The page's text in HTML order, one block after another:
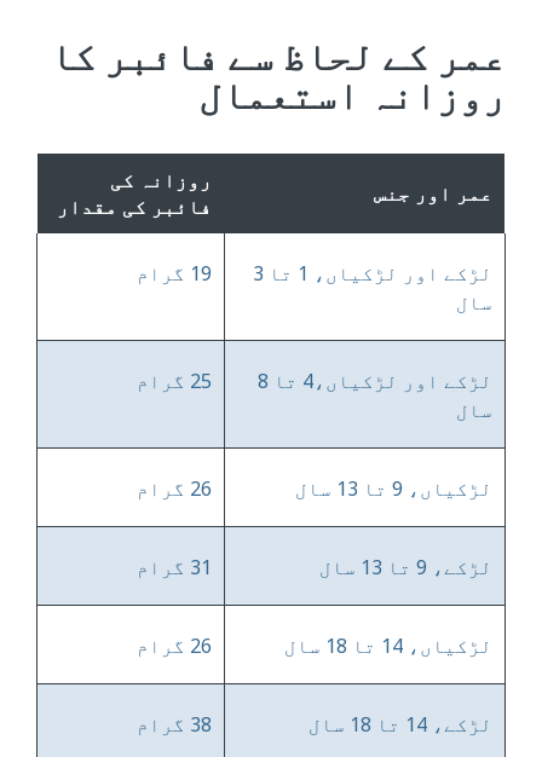
عمر کے لحاظ سے فائبر کا
روزانہ استعمال
عمر اور جنس
روزانہ کی
فائبر کی مقدار
لڑکے اور لڑکیاں، 1 تا 3
سال
19 گرام
لڑکے اور لڑکیاں،4 تا 8
سال
25 گرام
لڑکیاں، 9 تا 13 سال 26 گرام
لڑکے، 9 تا 13 سال 31 گرام
لڑکیاں، 14 تا 18 سال 26 گرام
لڑکے، 14 تا 18 سال 38 گرام